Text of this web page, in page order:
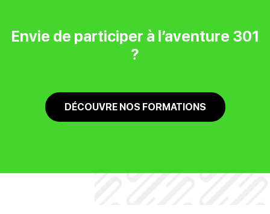
Envie de participer à l’aventure 301
?
DÉCOUVRE NOS FORMATIONS